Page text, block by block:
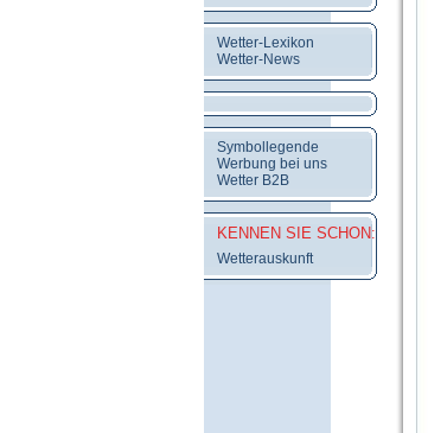
Wetter-Lexikon
Wetter-News
Symbollegende
Werbung bei uns
Wetter B2B
KENNEN SIE SCHON:
Wetterauskunft